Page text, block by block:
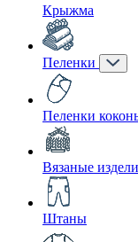
Крыжма
Пеленки
Пеленки
Вязаные
Штаны